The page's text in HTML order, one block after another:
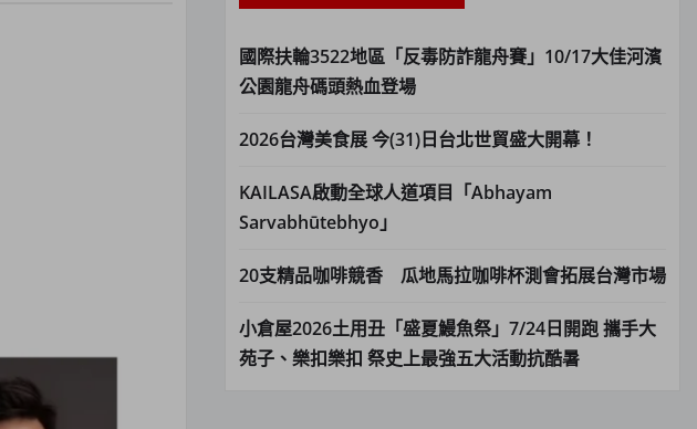
國際扶輪3522地區「反毒防詐龍舟賽」10/17大佳河濱
公園龍舟碼頭熱血登場
2026台灣美食展 今(31)日台北世貿盛大開幕！
KAILASA啟動全球人道項目「Abhayam
Sarvabhūtebhyo」
20支精品咖啡競香 瓜地馬拉咖啡杯測會拓展台灣市場
小倉屋2026土用丑「盛夏鰻魚祭」7/24日開跑 攜手大
苑子、樂扣樂扣 祭史上最強五大活動抗酷暑